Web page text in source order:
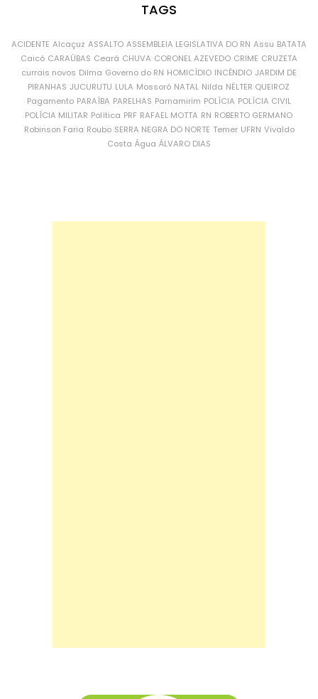
TAGS
ACIDENTE Alcaçuz ASSALTO ASSEMBLEIA LEGISLATIVA DO RN Assu BATATA
Caicó CARAÚBAS Ceará CHUVA CORONEL AZEVEDO CRIME CRUZETA
currais novos Dilma Governo do RN HOMICÍDIO INCÊNDIO JARDIM DE
PIRANHAS JUCURUTU LULA Mossoró NATAL Nilda NÉLTER QUEIROZ
Pagamento PARAÍBA PARELHAS Parnamirim POLÍCIA POLÍCIA CIVIL
POLÍCIA MILITAR Política PRF RAFAEL MOTTA RN ROBERTO GERMANO
Robinson Faria Roubo SERRA NEGRA DO NORTE Temer UFRN Vivaldo
Costa Água ÁLVARO DIAS